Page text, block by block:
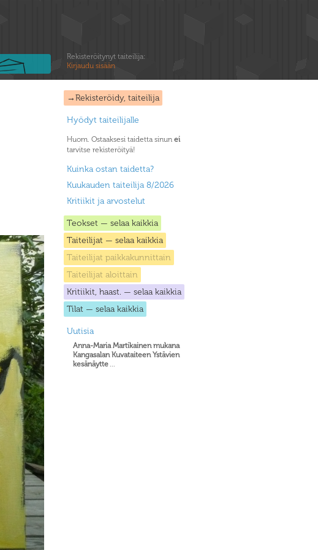
Rekisteröitynyt taiteilija:
Kirjaudu sisään
→Rekisteröidy, taiteilija
Hyödyt taiteilijalle
Huom. Ostaaksesi taidetta sinun ei
tarvitse rekisteröityä!
Kuinka ostan taidetta?
Kuukauden taiteilija 8/2026
Kritiikit ja arvostelut
Teokset — selaa kaikkia
Taiteilijat — selaa kaikkia
Taiteilijat paikkakunnittain
Taiteilijat aloittain
Kritiikit, haast. — selaa kaikkia
Tilat — selaa kaikkia
Uutisia
Anna-Maria Martikainen mukana
Kangasalan Kuvataiteen Ystävien
kesänäytte...